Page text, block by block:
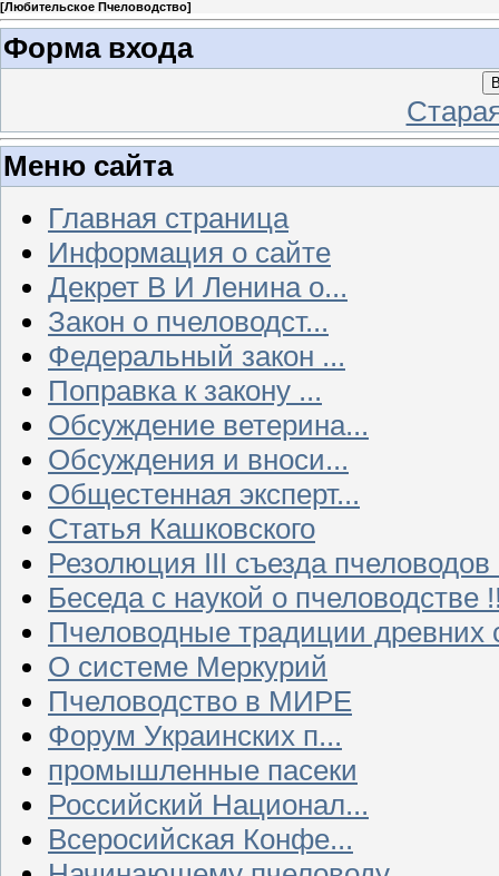
[Любительское Пчеловодство]
Форма входа
Меню сайта
Главная страница
Информация о сайте
Декрет В И Ленина о...
Закон о пчеловодст...
Федеральный закон ...
Поправка к закону ...
Обсуждение ветерина...
Обсуждения и вноси...
Общестенная эксперт...
Статья Кашковского
Резолюция III съезда
Беседа с наукой о пчеловодстве
Пчеловодные традиции древних
О системе Меркурий
Пчеловодство в МИРЕ
Форум Украинских п...
промышленные пасеки
Российский Национал...
Всеросийская Конфе...